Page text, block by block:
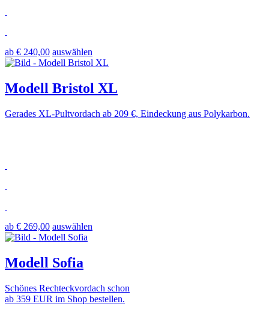
ab € 240,00 auswählen
Modell Bristol XL
Gerades XL-Pultvordach ab 209 €, Eindeckung aus Polykarbon.
ab € 269,00 auswählen
Modell Sofia
Schönes Rechteckvordach schon
ab 359 EUR im Shop bestellen.